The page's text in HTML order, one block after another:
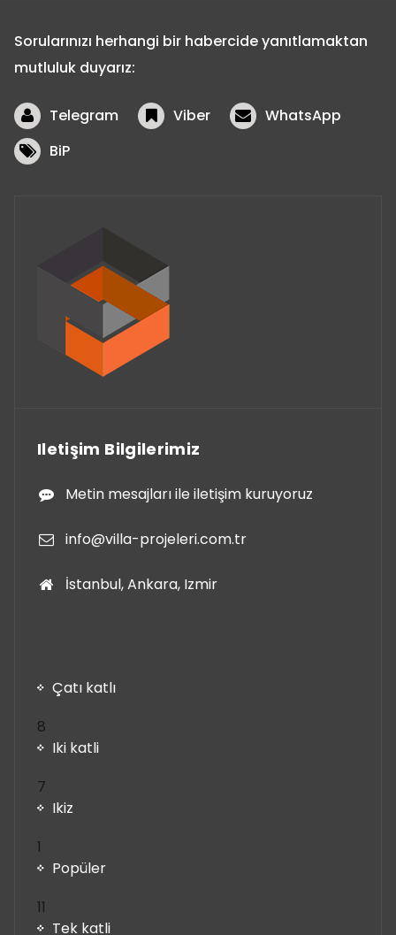
Sorularınızı herhangi bir habercide yanıtlamaktan
mutluluk duyarız:
Telegram Viber
WhatsApp
BiP
Iletişim Bilgilerimiz
Metin mesajları ile iletişim kuruyoruz
info@villa-projeleri.com.tr
İstanbul, Ankara, Izmir
Çatı katlı
8
ürün
Iki katli
7
ürün
Ikiz
1
ürün
Popüler
11
ürün
Tek katli